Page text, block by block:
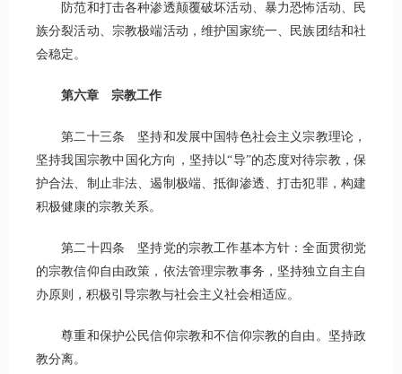
防范和打击各种渗透颠覆破坏活动、暴力恐怖活动、民
族分裂活动、宗教极端活动，维护国家统一、民族团结和社
会稳定。
第六章 宗教工作
第二十三条 坚持和发展中国特色社会主义宗教理论，
坚持我国宗教中国化方向，坚持以“导”的态度对待宗教，保
护合法、制止非法、遏制极端、抵御渗透、打击犯罪，构建
积极健康的宗教关系。
第二十四条 坚持党的宗教工作基本方针：全面贯彻党
的宗教信仰自由政策，依法管理宗教事务，坚持独立自主自
办原则，积极引导宗教与社会主义社会相适应。
尊重和保护公民信仰宗教和不信仰宗教的自由。坚持政
教分离。